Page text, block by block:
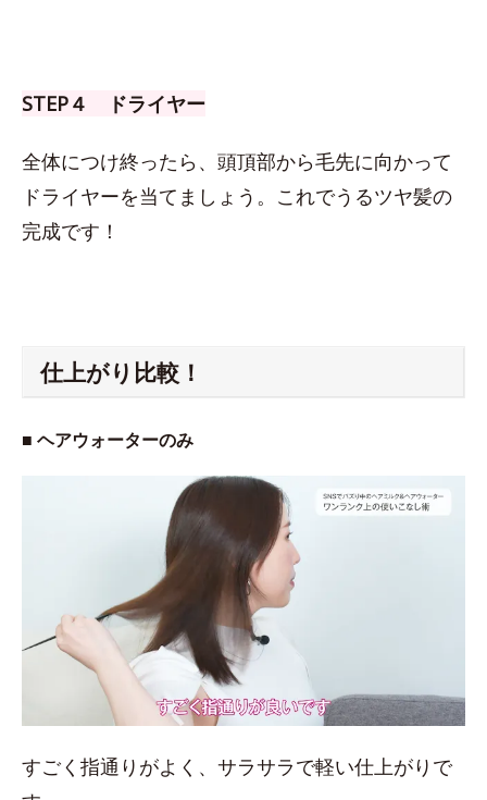
STEP４ ドライヤー
全体につけ終ったら、頭頂部から毛先に向かって
ドライヤーを当てましょう。これでうるツヤ髪の
完成です！
仕上がり比較！
■ ヘアウォーターのみ
すごく指通りがよく、サラサラで軽い仕上がりで